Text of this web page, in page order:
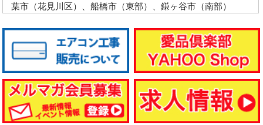
葉市（花見川区）、船橋市（東部）、鎌ヶ谷市（南部）